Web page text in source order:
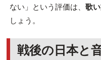
ない」という評価は、 歌
しょう。
戦後の日本と